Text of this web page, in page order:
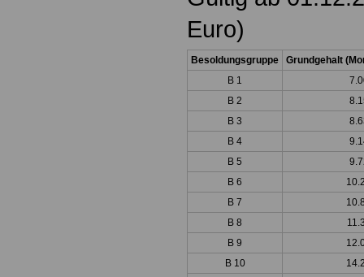
Euro)
Besoldungsgruppe
Grundgehalt
B 1
B 2
B 3
B 4
B 5
B 6
B 7
B 8
B 9
B 10